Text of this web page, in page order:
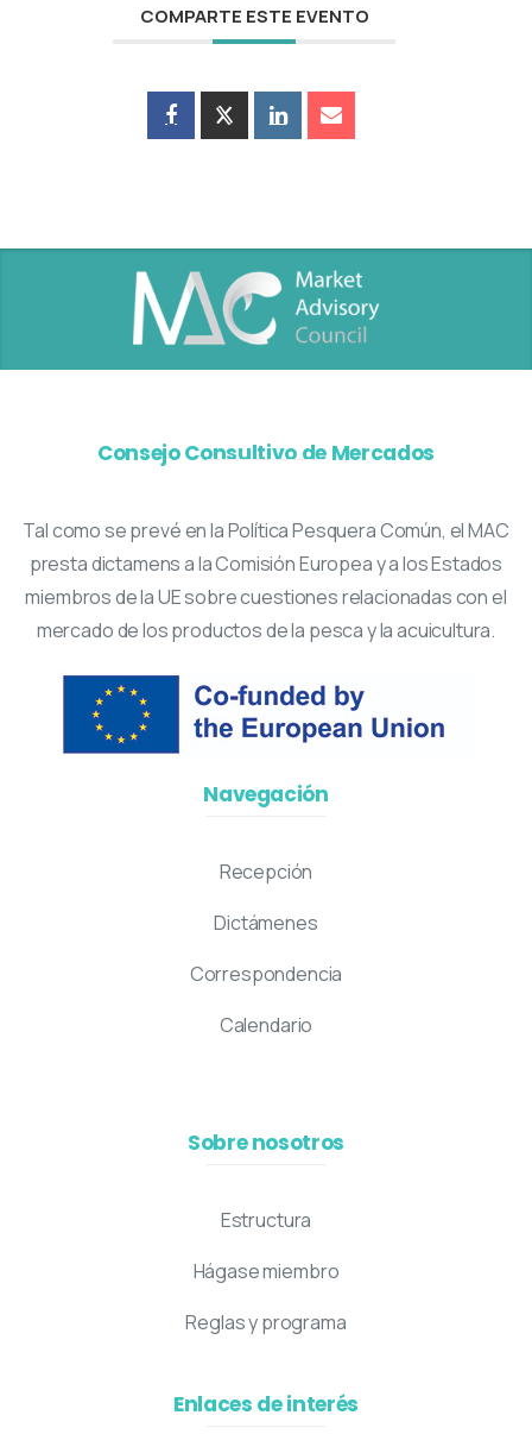
COMPARTE ESTE EVENTO
Consejo Consultivo de Mercados
Tal como se prevé en la Política Pesquera Común, el MAC
presta dictamens a la Comisión Europea y a los Estados
miembros de la UE sobre cuestiones relacionadas con el
mercado de los productos de la pesca y la acuicultura.
Navegación
Recepción
Dictámenes
Correspondencia
Calendario
Sobre nosotros
Estructura
Hágase miembro
Reglas y programa
Enlaces de interés